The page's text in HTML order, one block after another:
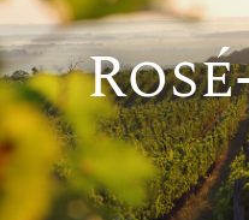
SPEZIALANGEBOT